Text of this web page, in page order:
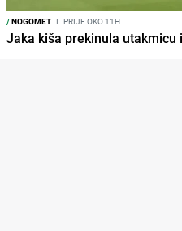
/NOGOMET I PRIJE OKO 11H
Jaka kiša prekinula